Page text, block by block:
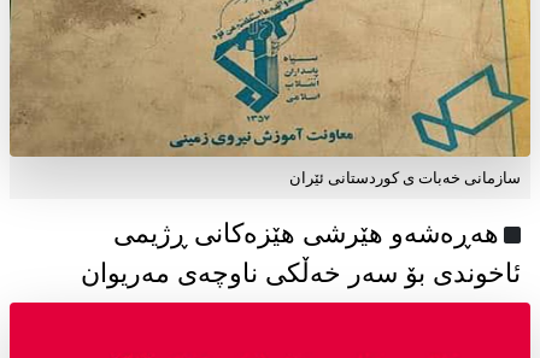
سازمانی خەبات ی كوردستانی ئێران
هەڕەشەو هێرشی هێزەکانی ڕژیمی
ئاخوندی بۆ سەر خەڵکی ناوچەی مەریوان